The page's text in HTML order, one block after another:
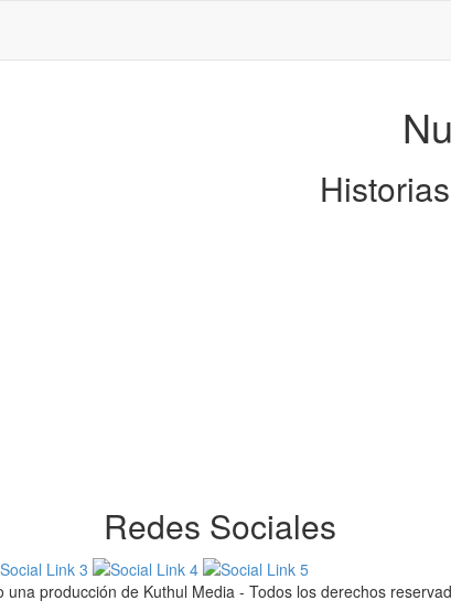
Redes Sociales
una producción de Kuthul Media - Todos los derechos